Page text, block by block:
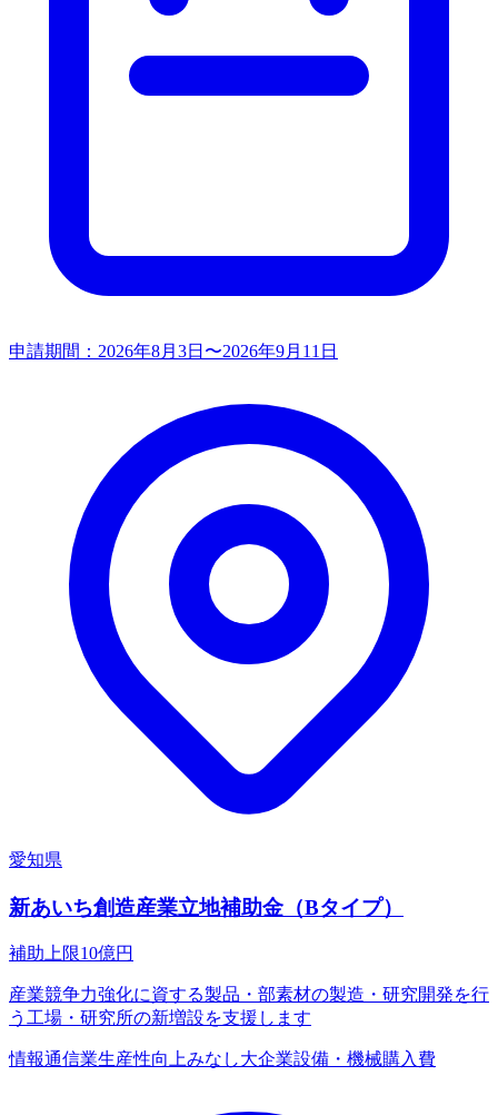
申請期間： 2026年8月3日〜2026年9月11日
愛知県
新あいち創造産業立地補助金（Bタイプ）
補助上限10億円
産業競争力強化に資する製品・部素材の製造・研究開発を行
う工場・研究所の新増設を支援します
情報通信業生産性向上みなし大企業設備・機械購入費